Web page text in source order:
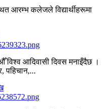
आरम्भ कलेजले विद्यार्थीहरूमा
आदिवासी दिवस मनाइँदैछ ।
पहिचान,...